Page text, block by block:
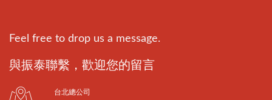
Feel free to drop us a message.
與振泰聯繫，歡迎您的留言
台北總公司